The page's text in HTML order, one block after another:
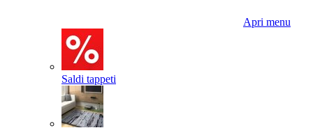
Apri menu
Saldi tappeti